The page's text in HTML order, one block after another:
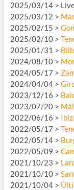
2025/03/14 >
2025/03/12 >
2025/02/15 >
2025/02/10 >
2025/01/31 >
2024/08/10 >
2024/05/17 >
2024/04/04 >
2023/12/16 >
2023/07/20 >
2022/06/16 >
2022/05/17 >
2022/05/14 >
2022/05/09 >
2021/10/23 >
2021/10/10 >
2021/10/04 >